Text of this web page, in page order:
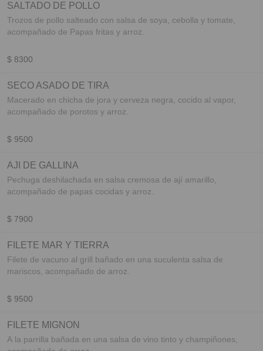
SALTADO DE POLLO
Trozos de pollo salteado con salsa de soya, cebolla y tomate,
acompañado de Papas fritas y arroz.
$ 8300
SECO ASADO DE TIRA
Macerado en chicha de jora y cerveza negra, cocido al vapor,
acompañado de porotos y arroz.
$ 9500
AJI DE GALLINA
Pechuga deshilachada en salsa cremosa de ají amarillo,
acompañado de papas cocidas y arroz.
$ 7900
FILETE MAR Y TIERRA
Filete de vacuno al grill bañado en una suculenta salsa de
mariscos, acompañado de arroz.
$ 9500
FILETE MIGNON
A la parrilla bañada en una salsa de vino tinto y champiñones,